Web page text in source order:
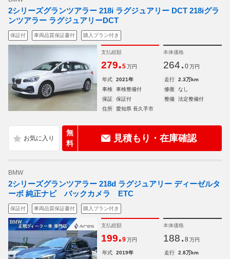
2シリーズグランツアラー 218i ラグジュアリー DCT 218iグラ
ンツアラー ラグジュアリーDCT
保証付 車両品質保証書付 購入プラン付き
支払総額
279.5 万円
本体価格
264. 0 万円
年式 2021年 走行
2.3万km
車検
車検整備付 修復
なし
保証
保証付 整備
法定整備付
住所
愛知県 長久手市
無
料
見積もり・在庫確認
BMW
2シリーズグランツアラー 218d ラグジュアリー ディーゼルタ
ーボ 純正ナビ バックカメラ ETC
保証付 車両品質保証書付 購入プラン付き
支払総額
199.9 万円
本体価格
188. 8 万円
年式 2019年 走行
2.8万km